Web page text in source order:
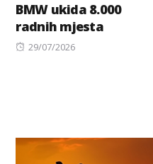
BMW ukida 8.000
radnih mjesta
Posted
29/07/2026